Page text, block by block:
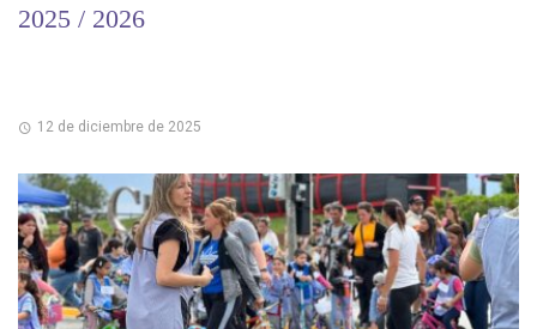
2025 / 2026
12 de diciembre de 2025